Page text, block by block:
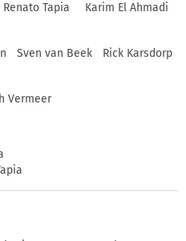
Renato Tapia Karim El Ahmadi
Sven van Beek Rick Karsdorp
Vermeer